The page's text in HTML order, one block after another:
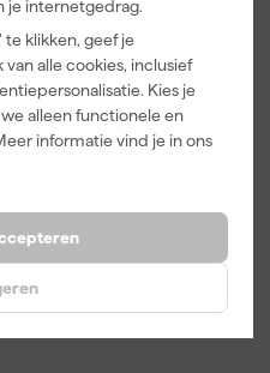
je internetgedrag.
klikken, geef je
alle cookies, inclusief
Kies je
alleen functionele en
informatie vind je in ons